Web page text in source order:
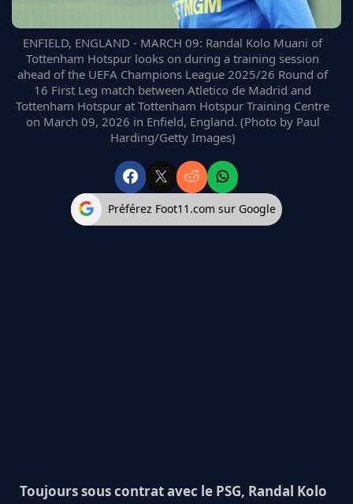
BAYERN
L'AVIS DE LA RÉDAC'
ENFIELD, ENGLAND - MARCH 09: Randal Kolo Muani of
Tottenham Hotspur looks on during a training session
ahead of the UEFA Champions League 2025/26 Round of
16 First Leg match between Atletico de Madrid and
Tottenham Hotspur at Tottenham Hotspur Training Centre
on March 09, 2026 in Enfield, England. (Photo by Paul
Harding/Getty Images)
Préférez Foot11.com sur Google
Toujours sous contrat avec le PSG, Randal Kolo